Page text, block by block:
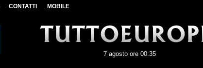
CONTATTI MOBILE
7 agosto ore 00:35